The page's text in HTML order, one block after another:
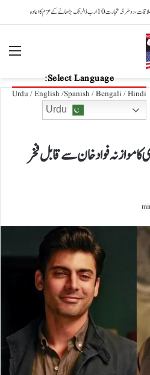
Select Language:
Urdu / English /Spanish / Bengali / Hindi
ایئرپورٹ پر پکڑی گئیں
موازنہ فواد خان سے قابل فخر